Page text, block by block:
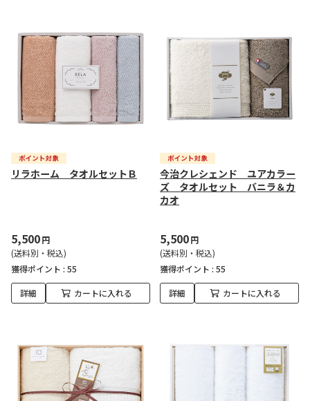
リラホーム タオルセットＢ
5,500円
(送料別・税込)
獲得ポイント : 55
詳細 カートに入れる
今治クレシェンド ユアカラー
ズ タオルセット バニラ＆カ
カオ
5,500円
(送料別・税込)
獲得ポイント : 55
詳細 カートに入れる